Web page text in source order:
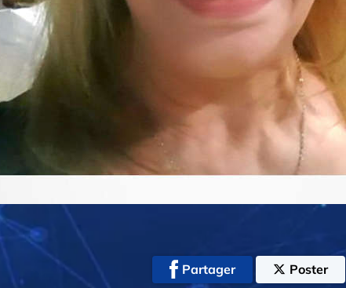
Video
Partager Poster